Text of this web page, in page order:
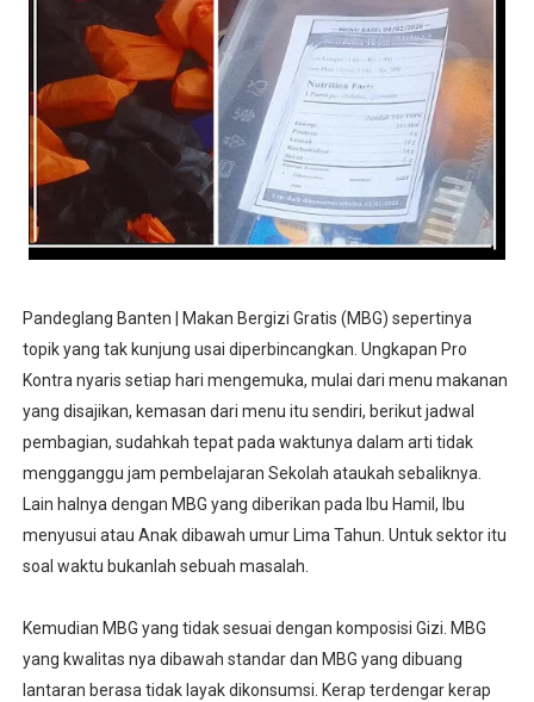
Pandeglang Banten | Makan Bergizi Gratis (MBG) sepertinya
topik yang tak kunjung usai diperbincangkan. Ungkapan Pro
Kontra nyaris setiap hari mengemuka, mulai dari menu makanan
yang disajikan, kemasan dari menu itu sendiri, berikut jadwal
pembagian, sudahkah tepat pada waktunya dalam arti tidak
mengganggu jam pembelajaran Sekolah ataukah sebaliknya.
Lain halnya dengan MBG yang diberikan pada Ibu Hamil, Ibu
menyusui atau Anak dibawah umur Lima Tahun. Untuk sektor itu
soal waktu bukanlah sebuah masalah.
Kemudian MBG yang tidak sesuai dengan komposisi Gizi. MBG
yang kwalitas nya dibawah standar dan MBG yang dibuang
lantaran berasa tidak layak dikonsumsi. Kerap terdengar kerap